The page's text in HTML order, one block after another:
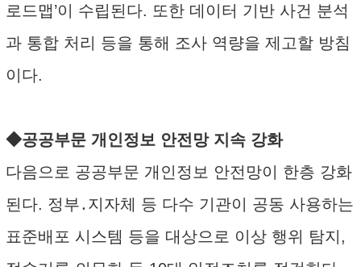
로드맵’이 수립된다. 또한 데이터 기반 사건 분석
과 통합 처리 등을 통해 조사 역량을 제고할 방침
이다.
◆공공부문 개인정보 안전망 지속 강화
다음으로 공공부문 개인정보 안전망이 한층 강화
된다. 정부․지자체 등 다수 기관이 공동 사용하는
표준배포 시스템 등을 대상으로 이상 행위 탐지,